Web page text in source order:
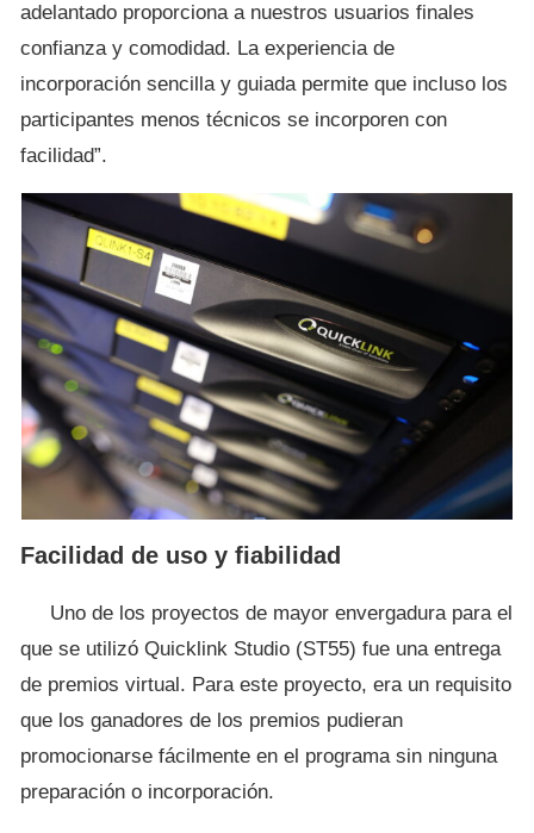
adelantado proporciona a nuestros usuarios finales
confianza y comodidad. La experiencia de
incorporación sencilla y guiada permite que incluso los
participantes menos técnicos se incorporen con
facilidad”.
Facilidad de uso y fiabilidad
Uno de los proyectos de mayor envergadura para el
que se utilizó Quicklink Studio (ST55) fue una entrega
de premios virtual. Para este proyecto, era un requisito
que los ganadores de los premios pudieran
promocionarse fácilmente en el programa sin ninguna
preparación o incorporación.